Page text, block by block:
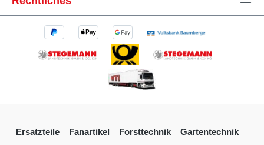
Ersatzteile Fanartikel Forsttechnik
Gartentechnik